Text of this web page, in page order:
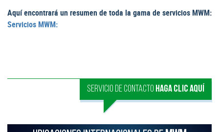
Aquí encontrará un resumen de toda la gama de servicios MWM:
Servicios MWM:
SERVICIO DE CONTACTO HAGA CLIC AQUÍ